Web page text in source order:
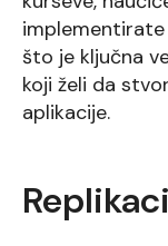
što je ključna
koji želi da
aplikacije.